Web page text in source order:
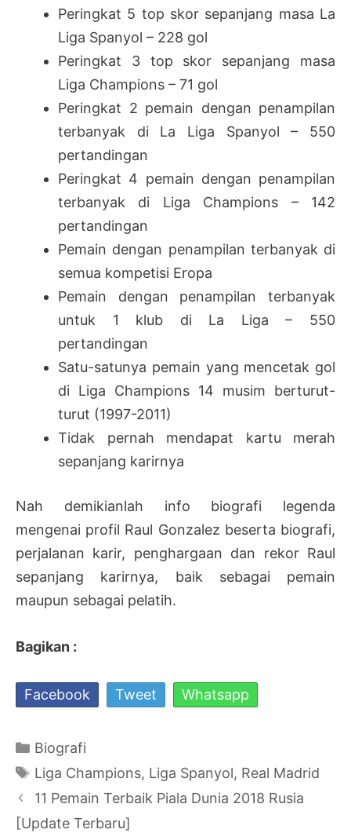
Peringkat 5 top skor sepanjang masa La
Liga Spanyol – 228 gol
Peringkat 3 top skor sepanjang masa
Liga Champions – 71 gol
Peringkat 2 pemain dengan penampilan
terbanyak di La Liga Spanyol – 550
pertandingan
Peringkat 4 pemain dengan penampilan
terbanyak di Liga Champions – 142
pertandingan
Pemain dengan penampilan terbanyak di
semua kompetisi Eropa
Pemain dengan penampilan terbanyak
untuk 1 klub di La Liga – 550
pertandingan
Satu-satunya pemain yang mencetak gol
di Liga Champions 14 musim berturut-
turut (1997-2011)
Tidak pernah mendapat kartu merah
sepanjang karirnya
Nah demikianlah info biografi legenda
mengenai profil Raul Gonzalez beserta biografi,
perjalanan karir, penghargaan dan rekor Raul
sepanjang karirnya, baik sebagai pemain
maupun sebagai pelatih.
Bagikan :
Facebook Tweet Whatsapp
Kategori
Biografi
Tag
Liga Champions, Liga Spanyol, Real Madrid
Navigasi
Tulisan
11 Pemain Terbaik Piala Dunia 2018 Rusia
[Update Terbaru]